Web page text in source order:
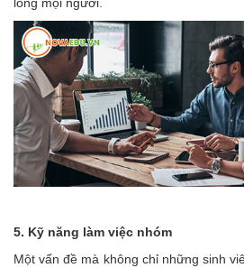
5. Kỹ năng làm việc nhóm
Một vấn đề mà không chỉ những sinh